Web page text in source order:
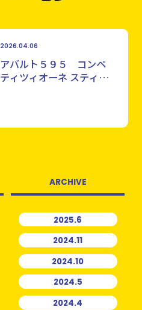
2026.04.06
アバルト５９５ コンペ
ティツィオーネ スティー
ARCHIVE
2025.6
2024.11
2024.10
2024.5
2024.4